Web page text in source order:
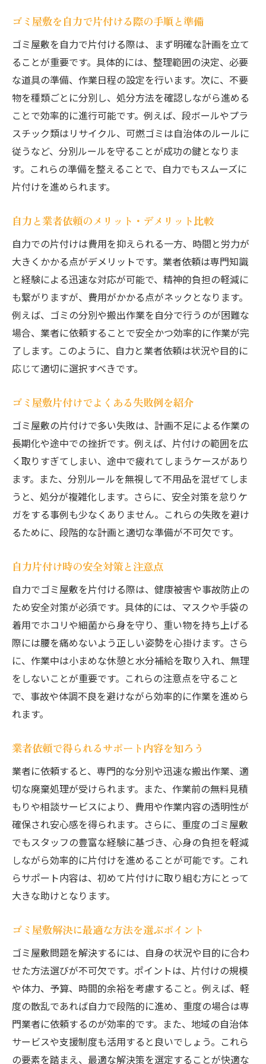
ゴミ屋敷を自力で片付ける際の手順と準備
ゴミ屋敷を自力で片付ける際は、まず明確な計画を立て
ることが重要です。具体的には、整理範囲の決定、必要
な道具の準備、作業日程の設定を行います。次に、不要
物を種類ごとに分別し、処分方法を確認しながら進める
ことで効率的に進行可能です。例えば、段ボールやプラ
スチック類はリサイクル、可燃ゴミは自治体のルールに
従うなど、分別ルールを守ることが成功の鍵となりま
す。これらの準備を整えることで、自力でもスムーズに
片付けを進められます。
自力と業者依頼のメリット・デメリット比較
自力での片付けは費用を抑えられる一方、時間と労力が
大きくかかる点がデメリットです。業者依頼は専門知識
と経験による迅速な対応が可能で、精神的負担の軽減に
も繋がりますが、費用がかかる点がネックとなります。
例えば、ゴミの分別や搬出作業を自分で行うのが困難な
場合、業者に依頼することで安全かつ効率的に作業が完
了します。このように、自力と業者依頼は状況や目的に
応じて適切に選択すべきです。
ゴミ屋敷片付けでよくある失敗例を紹介
ゴミ屋敷の片付けで多い失敗は、計画不足による作業の
長期化や途中での挫折です。例えば、片付けの範囲を広
く取りすぎてしまい、途中で疲れてしまうケースがあり
ます。また、分別ルールを無視して不用品を混ぜてしま
うと、処分が複雑化します。さらに、安全対策を怠りケ
ガをする事例も少なくありません。これらの失敗を避け
るために、段階的な計画と適切な準備が不可欠です。
自力片付け時の安全対策と注意点
自力でゴミ屋敷を片付ける際は、健康被害や事故防止の
ため安全対策が必須です。具体的には、マスクや手袋の
着用でホコリや細菌から身を守り、重い物を持ち上げる
際には腰を痛めないよう正しい姿勢を心掛けます。さら
に、作業中は小まめな休憩と水分補給を取り入れ、無理
をしないことが重要です。これらの注意点を守ること
で、事故や体調不良を避けながら効率的に作業を進めら
れます。
業者依頼で得られるサポート内容を知ろう
業者に依頼すると、専門的な分別や迅速な搬出作業、適
切な廃棄処理が受けられます。また、作業前の無料見積
もりや相談サービスにより、費用や作業内容の透明性が
確保され安心感を得られます。さらに、重度のゴミ屋敷
でもスタッフの豊富な経験に基づき、心身の負担を軽減
しながら効率的に片付けを進めることが可能です。これ
らサポート内容は、初めて片付けに取り組む方にとって
大きな助けとなります。
ゴミ屋敷解決に最適な方法を選ぶポイント
ゴミ屋敷問題を解決するには、自身の状況や目的に合わ
せた方法選びが不可欠です。ポイントは、片付けの規模
や体力、予算、時間的余裕を考慮すること。例えば、軽
度の散乱であれば自力で段階的に進め、重度の場合は専
門業者に依頼するのが効率的です。また、地域の自治体
サービスや支援制度も活用すると良いでしょう。これら
の要素を踏まえ、最適な解決策を選定することが快適な